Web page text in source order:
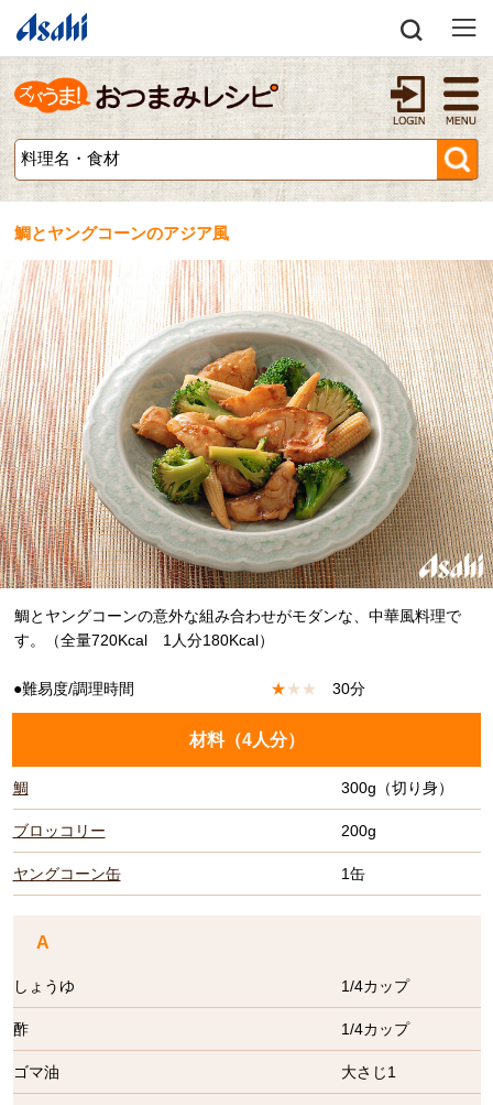
鯛とヤングコーンのアジア風
鯛とヤングコーンの意外な組み合わせがモダンな、中華風料理で
す。（全量720Kcal 1人分180Kcal）
●難易度/調理時間 ★★ ★ 30分
材料（4人分）
鯛 300g（切り身）
ブロッコリー 200g
ヤングコーン缶 1缶
A
しょうゆ 1/4カップ
酢 1/4カップ
ゴマ油 大さじ1